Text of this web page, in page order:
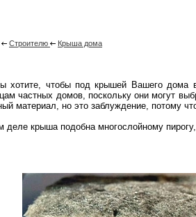
Строителю Крыша дома
хотите, чтобы под крышей Вашего дома
частных домов, поскольку они могут
материал, но это заблуждение, потому
деле крыша подобна многослойному